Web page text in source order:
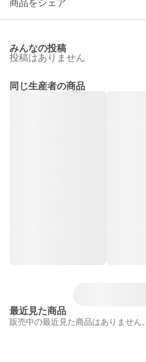
商品をシェア
みんなの投稿
投稿はありません
同じ生産者の商品
最近見た商品
販売中の最近見た商品はありません。